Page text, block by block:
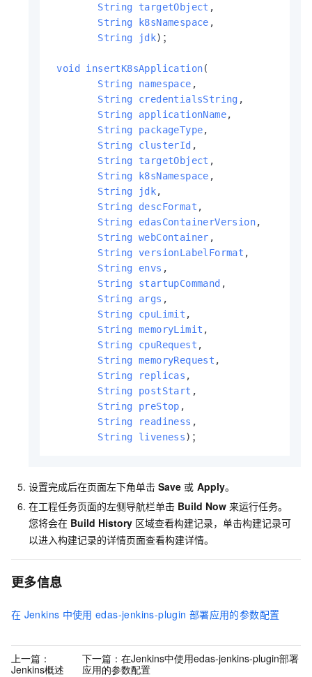
String
targetObject ,
String
k8sNamespace ,
String
jdk)；
void insertK8sApplication(
String
namespace ,
String
credentialsString ,
String
applicationName,
String
packageType,
String
clusterId ,
String
targetObject ,
String
k8sNamespace ,
String
jdk,
String
descFormat ,
String
edasContainerVersion,
String webContainer ,
String versionLabelFormat ,
String
envs ,
String
startupCommand ,
String
args ,
String
cpuLimit ,
String memoryLimit ,
String
cpuRequest ,
String memoryRequest ,
String
replicas ,
String
postStart ,
String
preStop ,
String
readiness ,
String
liveness)；
设置完成后在页面左下角单击 Save 或 Apply。
在工程任务页面的左侧导航栏单击 Build Now 来运行任务。
您将会在 Build History 区域查看构建记录，单击构建记录可
以进入构建记录的详情页面查看构建详情。
更多信息
在 Jenkins 中使用 edas-jenkins-plugin 部署应用的参数配置
上一篇：
Jenkins概述
下一篇： 在Jenkins中使用edas-jenkins-plugin部署
应用的参数配置